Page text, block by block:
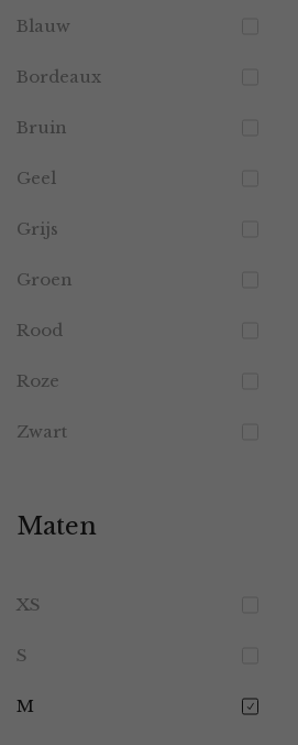
Blauw
Bordeaux
Bruin
Geel
Grijs
Groen
Rood
Roze
Zwart
Maten
XS
S
M